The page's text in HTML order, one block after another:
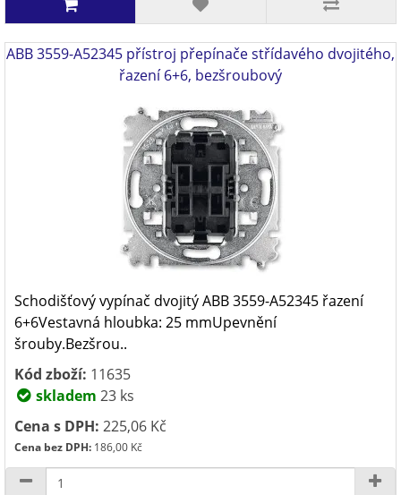
ABB 3559-A52345 přístroj přepínače střídavého dvojitého,
řazení 6+6, bezšroubový
Schodišťový vypínač dvojitý ABB 3559-A52345 řazení
6+6Vestavná hloubka: 25 mmUpevnění
šrouby.Bezšrou..
Kód zboží: 11635
skladem 23 ks
Cena s DPH: 225,06 Kč
Cena bez DPH: 186,00 Kč